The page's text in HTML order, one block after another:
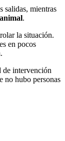
salidas, mientras
animal.
la situación.
en pocos
de intervención
no hubo personas